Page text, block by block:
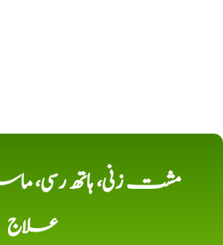
مشت زنی، ہاتھ رسی،
علاج